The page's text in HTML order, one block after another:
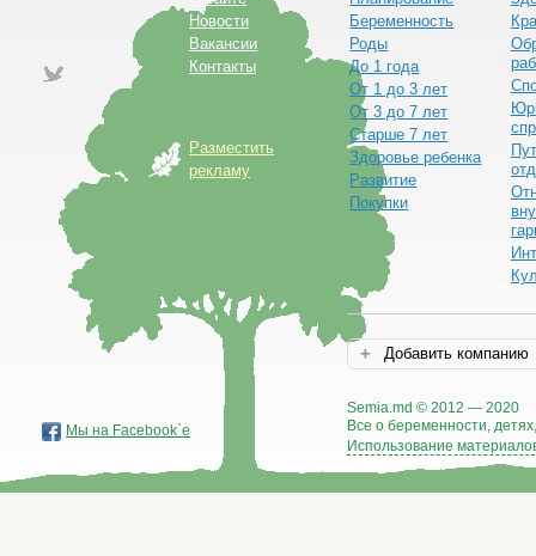
Новости
Вакансии
Контакты
Разместить
рекламу
Беременность
Роды
До 1 года
От 1 до 3 лет
От 3 до 7 лет
Старше 7 лет
Здоровье ребенка
Развитие
Покупки
Добавить компанию
Semia.md © 2012 — 2020
Все о беременности,
Использование
Мы на Facebook`е